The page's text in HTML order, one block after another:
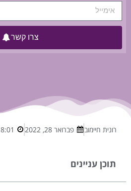
צרו קשר
רונית חיימוב פברואר 28, 2022 8:01 pm
תוכן עניינים